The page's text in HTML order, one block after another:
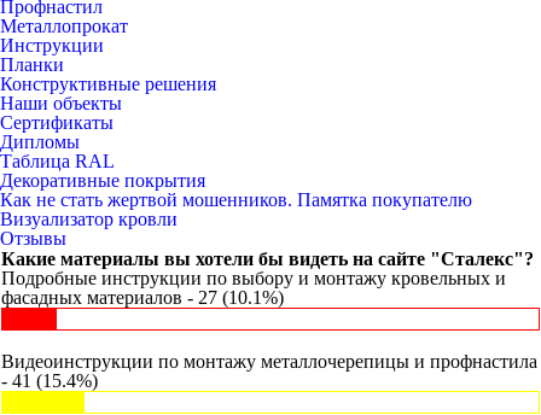
Профнастил
Металлопрокат
Инструкции
Планки
Конструктивные решения
Наши объекты
Сертификаты
Дипломы
Таблица RAL
Декоративные покрытия
Как не стать жертвой мошенников. Памятка покупателю
Визуализатор кровли
Отзывы
Какие материалы вы хотели бы видеть на сайте "Сталекс"?
Подробные инструкции по выбору и монтажу кровельных и
фасадных материалов - 27 (10.1%)
Видеоинструкции по монтажу металлочерепицы и профнастила
- 41 (15.4%)